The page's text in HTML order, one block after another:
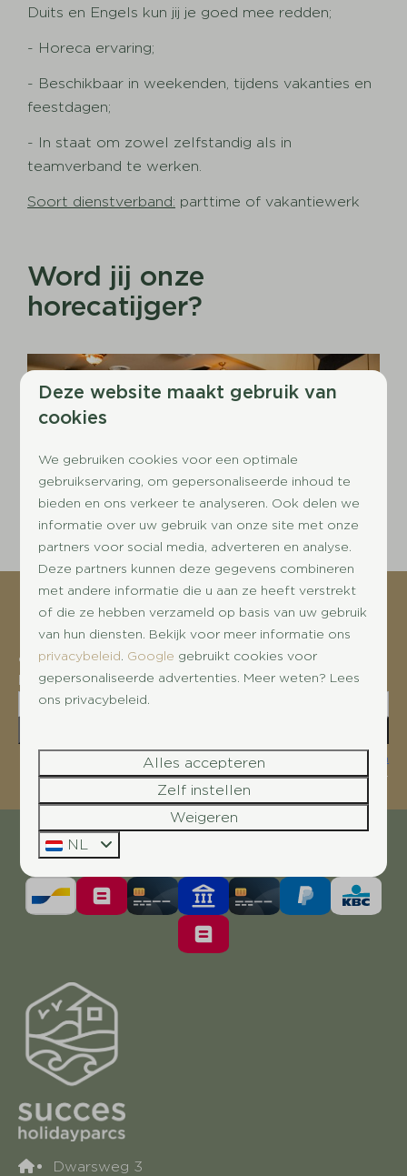
Duits en Engels kun jij je goed mee redden;
- Horeca ervaring;
- Beschikbaar in weekenden, tijdens vakanties en
feestdagen;
- In staat om zowel zelfstandig als in
teamverband te werken.
Soort dienstverband: parttime of vakantiewerk
Word jij onze
horecatijger?
Blijf op de hoogte!
Meld je aan voor onze nieuwsbrief en
ontvang het laatste nieuws en diverse
kortingen!
Beveiligd door reCaptcha,privacybeleiden
servicevoorwaarden
zijn van toepassing.
Veilig betalen
Dwarsweg 3
Deze website maakt gebruik van
cookies
We gebruiken cookies voor een optimale
gebruikservaring, om gepersonaliseerde inhoud te
bieden en ons verkeer te analyseren. Ook delen we
informatie over uw gebruik van onze site met onze
partners voor social media, adverteren en analyse.
Deze partners kunnen deze gegevens combineren
met andere informatie die u aan ze heeft verstrekt
of die ze hebben verzameld op basis van uw gebruik
van hun diensten. Bekijk voor meer informatie ons
privacybeleid Google gebruikt cookies voor
gepersonaliseerde advertenties. Meer weten? Lees
ons privacybeleid.
Alles accepteren
Zelf instellen
Weigeren
NL